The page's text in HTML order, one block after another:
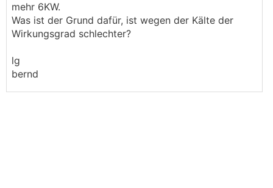
mehr 6KW.
Was ist der Grund dafür, ist wegen der Kälte der
Wirkungsgrad schlechter?
lg
bernd